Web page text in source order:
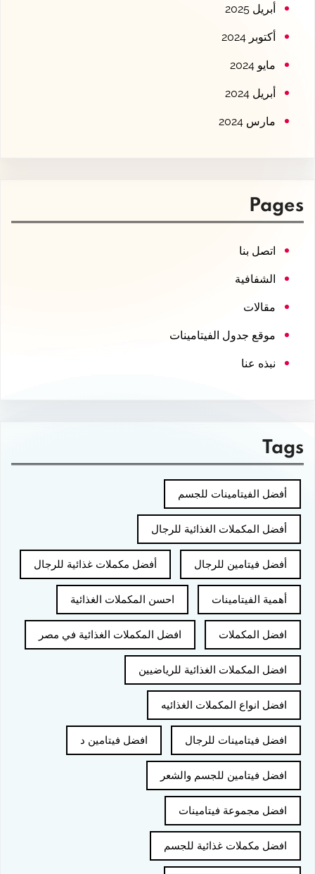
أبريل 2025
أكتوبر 2024
مايو 2024
أبريل 2024
مارس 2024
Pages
اتصل بنا
الشفافية
مقالات
موقع جدول الفيتامينات
نبذه عنا
Tags
أفضل الفيتامينات للجسم
أفضل المكملات الغذائية للرجال
أفضل فيتامين للرجال أفضل مكملات غذائية للرجال
أهمية الفيتامينات احسن المكملات الغذائية
افضل المكملات افضل المكملات الغذائية في مصر
افضل المكملات الغذائية للرياضيين
افضل انواع المكملات الغذائيه
افضل فيتامينات للرجال افضل فيتامين د
افضل فيتامين للجسم والشعر
افضل مجموعة فيتامينات
افضل مكملات غذائية للجسم